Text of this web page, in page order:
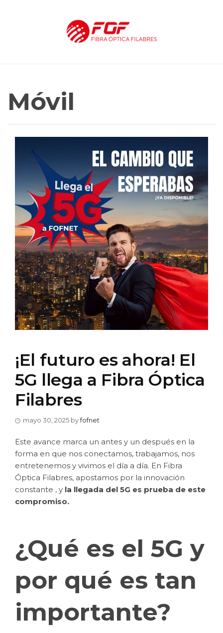
Móvil
¡El futuro es ahora! El
5G llega a Fibra Óptica
Filabres
mayo 30, 2025 byfofnet
Este avance marca un antes y un después en la
forma en que nos conectamos, trabajamos, nos
entretenemos y vivimos el día a día. En Fibra
Óptica Filabres, apostamos por la innovación
constante , y la llegada del 5G es prueba de este
compromiso.
¿Qué es el 5G y
por qué es tan
importante?